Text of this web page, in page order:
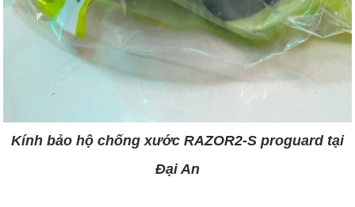
Kính bảo hộ chống xước RAZOR2-S proguard tại
Đại An